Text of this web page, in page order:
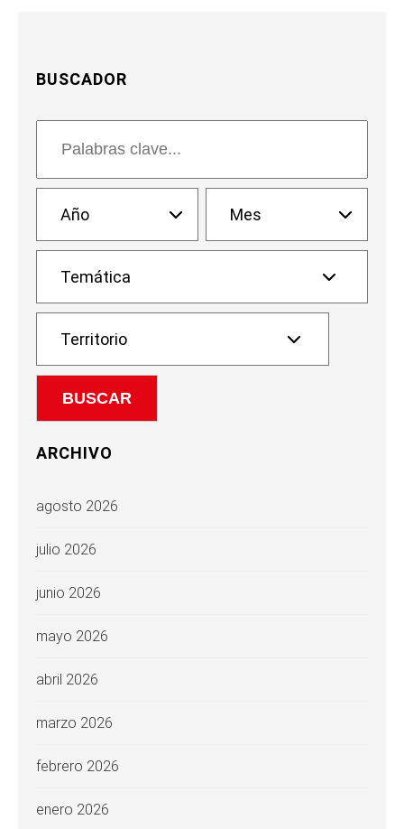
BUSCADOR
ARCHIVO
agosto 2026
julio 2026
junio 2026
mayo 2026
abril 2026
marzo 2026
febrero 2026
enero 2026